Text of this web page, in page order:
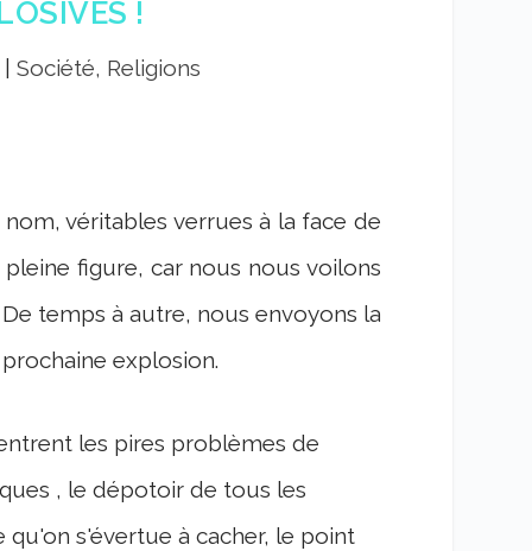
!
Société, Religions
véritables verrues à la face de
figure, car nous nous voilons
temps à autre, nous envoyons la
explosion.
les pires problèmes de
, le dépotoir de tous les
s'évertue à cacher, le point